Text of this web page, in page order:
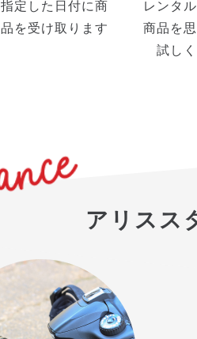
指定した日付に商
品を受け取ります
レンタ
商品を
試し
アリスス